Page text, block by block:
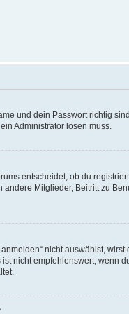
und dein Passwort richtig
Administrator lösen muss.
entscheidet, ob du
Mitglieder, Beitritt zu
nicht auswählst,
nicht empfehlenswert,